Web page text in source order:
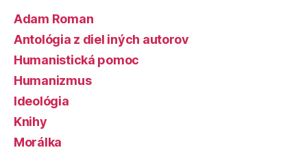
Adam Roman
Antológia z diel iných autorov
Humanistická pomoc
Humanizmus
Ideológia
Knihy
Morálka